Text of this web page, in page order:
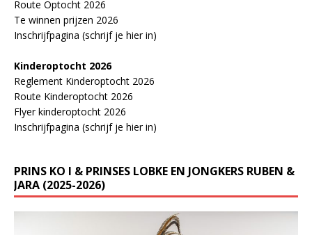
Route Optocht 2026
Te winnen prijzen 2026
Inschrijfpagina (schrijf je hier in)
Kinderoptocht 2026
Reglement Kinderoptocht 2026
Route Kinderoptocht 2026
Flyer kinderoptocht 2026
Inschrijfpagina (schrijf je hier in)
PRINS KO I & PRINSES LOBKE EN JONGKERS RUBEN &
JARA (2025-2026)